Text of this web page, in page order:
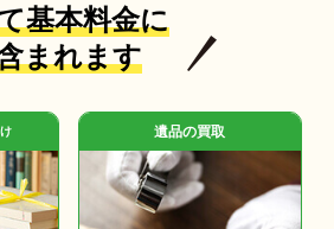
基本料金に
まれます
遺品の買取